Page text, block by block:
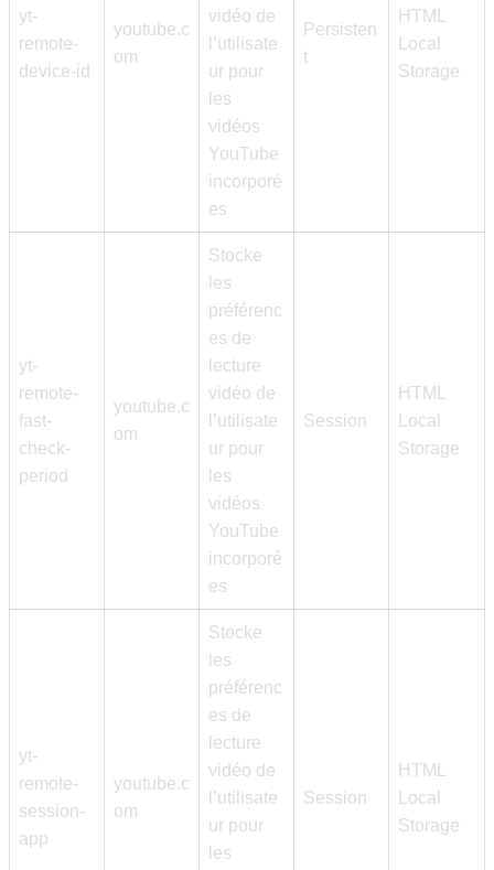
yt-
remote-
device-id
youtube.c
om
vidéo de
l’utilisate
ur pour
les
vidéos
YouTube
incorporé
es
Persisten
t
HTML
Local
Storage
yt-
remote-
fast-
check-
period
youtube.c
om
Stocke
les
préférenc
es de
lecture
vidéo de
l’utilisate
ur pour
les
vidéos
YouTube
incorporé
es
Session
HTML
Local
Storage
yt-
remote-
session-
app
youtube.c
om
Stocke
les
préférenc
es de
lecture
vidéo de
l’utilisate
ur pour
les
Session
HTML
Local
Storage